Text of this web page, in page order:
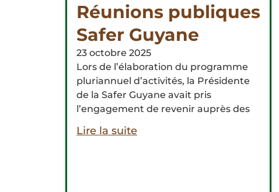
Réunions publiques
Safer Guyane
23 octobre 2025
Lors de l’élaboration du programme
pluriannuel d’activités, la Présidente
de la Safer Guyane avait pris
l’engagement de revenir auprès des
Lire la suite